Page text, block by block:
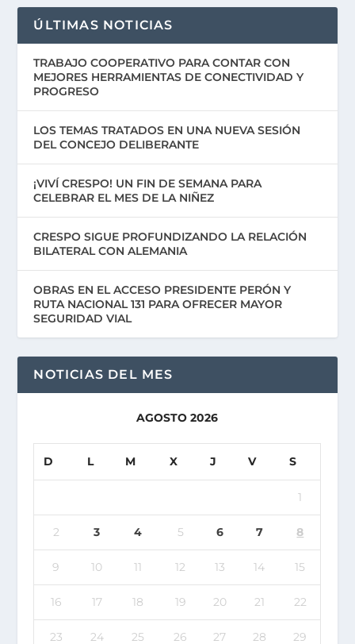
ÚLTIMAS NOTICIAS
TRABAJO COOPERATIVO PARA CONTAR CON
MEJORES HERRAMIENTAS DE CONECTIVIDAD Y
PROGRESO
LOS TEMAS TRATADOS EN UNA NUEVA SESIÓN
DEL CONCEJO DELIBERANTE
¡VIVÍ CRESPO! UN FIN DE SEMANA PARA
CELEBRAR EL MES DE LA NIÑEZ
CRESPO SIGUE PROFUNDIZANDO LA RELACIÓN
BILATERAL CON ALEMANIA
OBRAS EN EL ACCESO PRESIDENTE PERÓN Y
RUTA NACIONAL 131 PARA OFRECER MAYOR
SEGURIDAD VIAL
NOTICIAS DEL MES
AGOSTO 2026
D L M X J V S
1
2 3 4 5 6 7 8
9 10 11 12 13 14 15
16 17 18 19 20 21 22
23 24 25 26 27 28 29